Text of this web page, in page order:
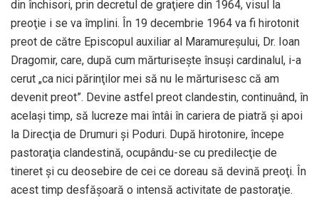
din închisori, prin decretul de graţiere din 1964, visul la
preoţie i se va împlini. În 19 decembrie 1964 va fi hirotonit
preot de către Episcopul auxiliar al Maramureşului, Dr. Ioan
Dragomir, care, după cum mărturisește însuși cardinalul, i-a
cerut „ca nici părinţilor mei să nu le mărturisesc că am
devenit preot”. Devine astfel preot clandestin, continuând, în
acelaşi timp, să lucreze mai întâi în cariera de piatră şi apoi
la Direcţia de Drumuri şi Poduri. După hirotonire, începe
pastoraţia clandestină, ocupându-se cu predilecţie de
tineret şi cu deosebire de cei ce doreau să devină preoţi. În
acest timp desfăşoară o intensă activitate de pastoraţie.